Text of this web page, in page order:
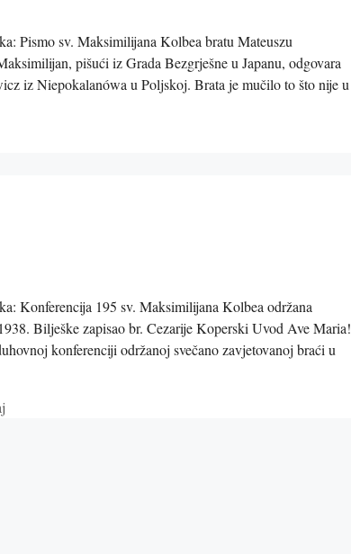
Pismo sv. Maksimilijana Kolbea bratu Mateuszu
pišući iz Grada Bezgrješne u Japanu, odgovara
iz Niepokalanówa u Poljskoj. Brata je mučilo to što nije u
Konferencija 195 sv. Maksimilijana Kolbea održana
Bilješke zapisao br. Cezarije Koperski Uvod Ave Maria!
konferenciji održanoj svečano zavjetovanoj braći u